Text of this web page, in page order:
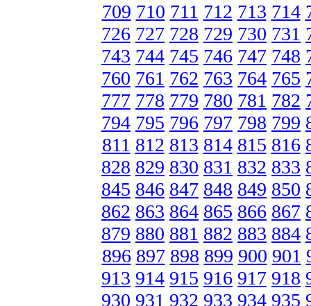
709 710 711 712 713 714
726 727 728 729 730 731
743 744 745 746 747 748
760 761 762 763 764 765
777 778 779 780 781 782
794 795 796 797 798 799
811 812 813 814 815 816
828 829 830 831 832 833
845 846 847 848 849 850
862 863 864 865 866 867
879 880 881 882 883 884
896 897 898 899 900 901
913 914 915 916 917 918
930 931 932 933 934 935